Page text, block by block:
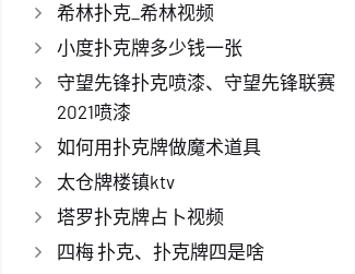
希林扑克_希林视频
小度扑克牌多少钱一张
守望先锋扑克喷漆、守望先锋联赛
2021喷漆
如何用扑克牌做魔术道具
太仓牌楼镇ktv
塔罗扑克牌占卜视频
四梅 扑克、扑克牌四是啥